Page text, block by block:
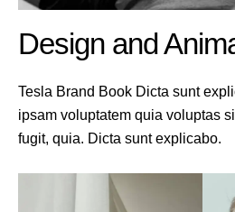
Design and
Tesla Brand Book Dicta sunt
ipsam voluptatem quia voluptas
fugit, quia. Dicta sunt explicabo.